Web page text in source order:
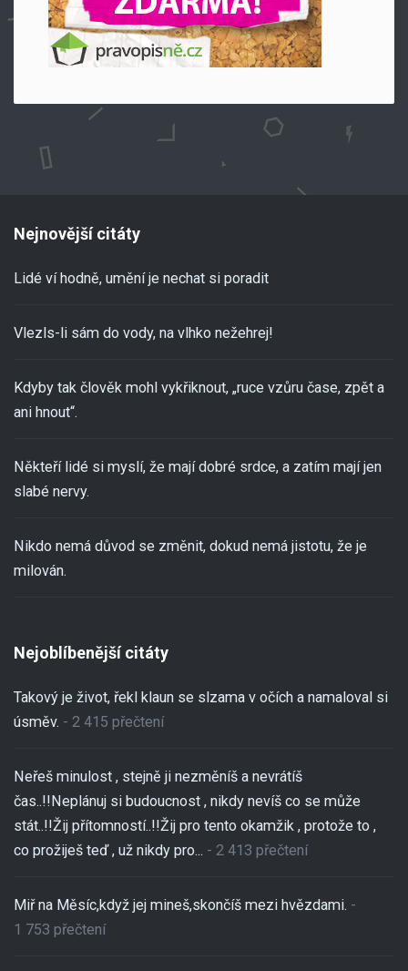
Nejnovější citáty
Lidé ví hodně, umění je nechat si poradit
Vlezls-li sám do vody, na vlhko nežehrej!
Kdyby tak člověk mohl vykřiknout, „ruce vzůru čase, zpět a
ani hnout“.
Někteří lidé si myslí, že mají dobré srdce, a zatím mají jen
slabé nervy.
Nikdo nemá důvod se změnit, dokud nemá jistotu, že je
milován.
Nejoblíbenější citáty
Takový je život, řekl klaun se slzama v očích a namaloval si
úsměv. - 2 415 přečtení
Neřeš minulost , stejně ji nezměníš a nevrátíš
čas..!!Neplánuj si budoucnost , nikdy nevíš co se může
stát..!!Žij přítomností..!!Žij pro tento okamžik , protože to ,
co prožiješ teď , už nikdy pro... - 2 413 přečtení
Miř na Měsíc,když jej mineš,skončíš mezi hvězdami. -
1 753 přečtení